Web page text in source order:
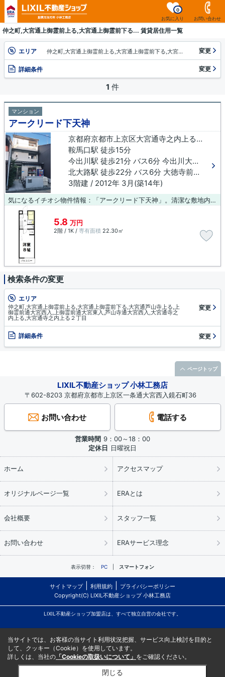
お気に入り
0
お問い合わせ
仲之町,大宮通上御霊前上る,大宮通上御霊前下る... 賃貸居住用一覧
エリア 仲之町,大宮通上御霊前上る,大宮通上御霊前下る,大宮通芦山寺上る,上御霊前通大宮西入,上御霊前通大宮東入,芦山寺通大宮西入,大宮通寺之内上る,大宮通寺之内上る２丁目 変更
詳細条件 変更
1 件
マンション
アークリード下天神
京都府京都市上京区大宮通寺之内上る２丁目仲之町
鞍馬口駅 徒歩15分
今出川駅 徒歩21分 バス6分 今出川大宮下車 徒歩9分
北大路駅 徒歩22分 バス6分 大徳寺前下車 徒歩9分
3階建 / 2012年 3月(築14年)
気になるイチオシ物件情報：「アークリード下天神」。清潔な敷地内ごみ置き場のあるマンション。共用設備の充実している、楽しく生活できるマンションです。徒歩15分で駅へのアクセスができる物件です。京都市上京区の賃貸情報なら当社にお任せください。鞍馬口周辺の物件も豊富にございます。住まい探しのことなら何でも075-406-0007へお問い合わせください。
5.8 万円
2階 / 1K / 専有面積 22.30㎡
検索条件の変更
エリア
仲之町,大宮通上御霊前上る,大宮通上御霊前下る,大宮通芦山寺上る,上
御霊前通大宮西入,上御霊前通大宮東入,芦山寺通大宮西入,大宮通寺之
内上る,大宮通寺之内上る２丁目
変更
詳細条件 変更
LIXIL不動産ショップ 小林工務店
〒602-8203 京都府京都市上京区一条通大宮西入鏡石町36
お問い合わせ 電話する
営業時間 9：00～18：00
定休日 日曜祝日
ホーム アクセスマップ
オリジナルページ一覧 ERAとは
会社概要 スタッフ一覧
お問い合わせ ERAサービス理念
表示切替： PC スマートフォン
サイトマップ 利用規約
プライバシーポリシー
Copyright(C) LIXIL不動産ショップ 小林工務店
LIXIL不動産ショップ加盟店は、すべて独立自営の会社です。
ページトップ
当サイトでは、お客様の当サイト利用状況把握、サービス向上検討を目的と
して、クッキー（Cookie）を使用しています。
詳しくは、当社の 「Cookieの取扱いについて」 をご確認ください。
閉じる